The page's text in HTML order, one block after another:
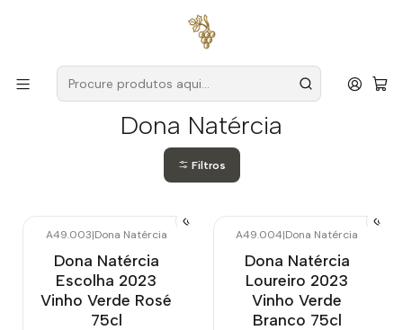
para encomendas a partir de
Produtores Vinho Verde Dona Natércia
Dona Natércia
Filtros
A49.003|Dona Natércia
Dona Natércia
Escolha 2023
Vinho Verde Rosé
75cl
A49.004|Dona Natércia
Dona Natércia
Loureiro 2023
Vinho Verde
Branco 75cl